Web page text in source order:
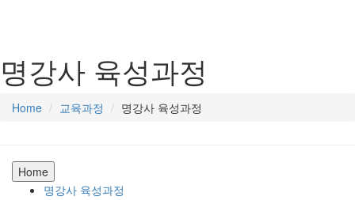
명강사 육성과정
Home 교육과정 명강사 육성과정
Home
명강사 육성과정